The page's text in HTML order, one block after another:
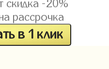
скидка -20%
рассрочка
в 1 клик